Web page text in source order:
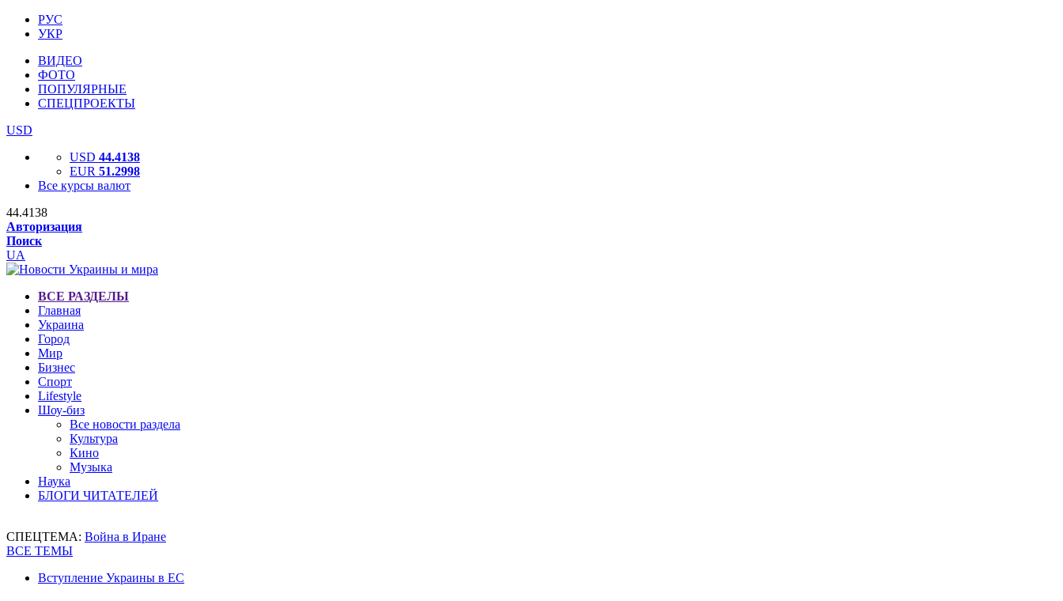
РУС
УКР
ВИДЕО
ФОТО
ПОПУЛЯРНЫЕ
СПЕЦПРОЕКТЫ
USD
USD 44.4138
EUR 51.2998
Все курсы валют
44.4138
Авторизация
Поиск
UA
ВСЕ РАЗДЕЛЫ
Главная
Украина
Город
Мир
Бизнес
Спорт
Lifestyle
Шоу-биз
Все новости раздела
Культура
Кино
Музыка
Наука
БЛОГИ ЧИТАТЕЛЕЙ
СПЕЦТЕМА: Война в Иране
ВСЕ ТЕМЫ
Вступление Украины в ЕС